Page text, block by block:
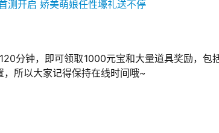
分钟，即可领取1000元宝和大量道具奖励，包
所以大家记得保持在线时间哦~